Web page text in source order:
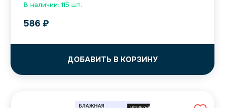
В наличии: 115 шт.
586 ₽
ДОБАВИТЬ В КОРЗИНУ